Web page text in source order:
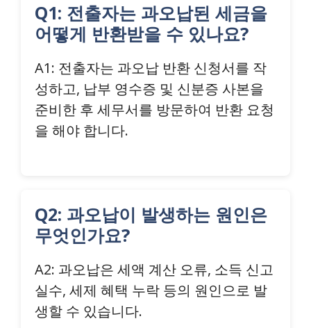
Q1: 전출자는 과오납된 세금을
어떻게 반환받을 수 있나요?
A1: 전출자는 과오납 반환 신청서를 작
성하고, 납부 영수증 및 신분증 사본을
준비한 후 세무서를 방문하여 반환 요청
을 해야 합니다.
Q2: 과오납이 발생하는 원인은
무엇인가요?
A2: 과오납은 세액 계산 오류, 소득 신고
실수, 세제 혜택 누락 등의 원인으로 발
생할 수 있습니다.